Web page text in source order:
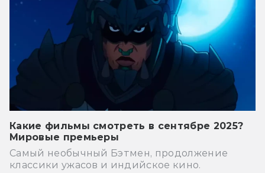
Какие фильмы смотреть в сентябре 2025?
Мировые премьеры
Самый необычный Бэтмен, продолжение
классики ужасов и индийское кино.